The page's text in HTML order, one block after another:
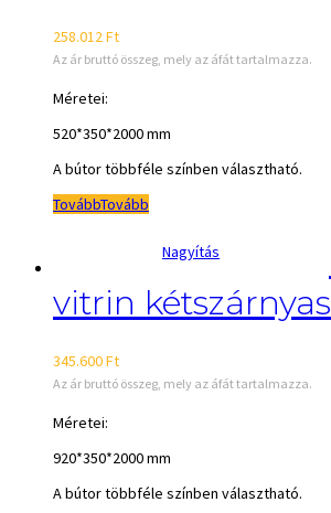
258.012Ft
Az ár bruttó összeg, mely az áfát tartalmazza.
Méretei:
520*350*2000 mm
A bútor többféle színben választható.
TovábbTovább
Nagyítás
vitrin kétszárnyas
345.600Ft
Az ár bruttó összeg, mely az áfát tartalmazza.
Méretei:
920*350*2000 mm
A bútor többféle színben választható.